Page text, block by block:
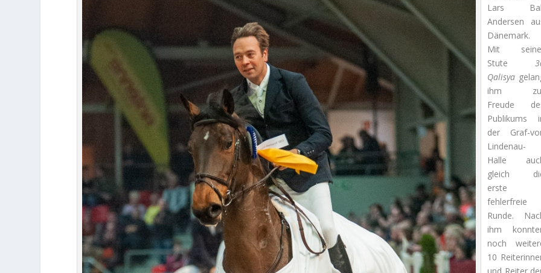
Lars
Andersen
Dänemark.
Mit
Stute
Qalisya
ihm
Freude
Publikums
der Graf-
Lindenau-
Halle
gleich
erste
fehlerfreie
Runde.
ihm
noch
10